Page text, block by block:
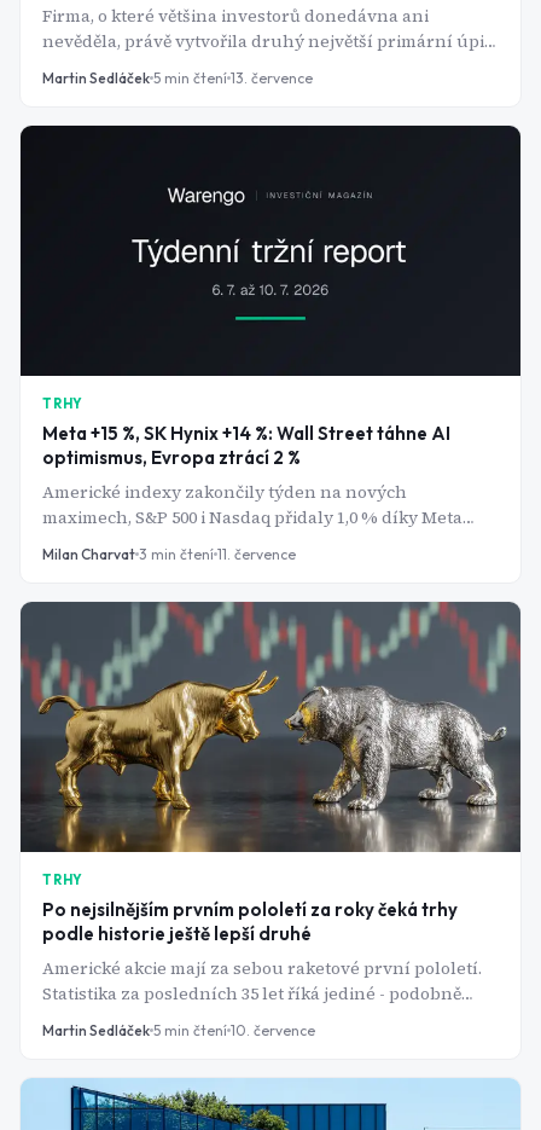
Firma, o které většina investorů donedávna ani
nevěděla, právě vytvořila druhý největší primární úpis
akcií v historii amerického trhu.
Martin Sedláček 5 min čtení 13. července
TRHY
Meta +15 %, SK Hynix +14 %: Wall Street táhne AI
optimismus, Evropa ztrácí 2 %
Americké indexy zakončily týden na nových
maximech, S&P 500 i Nasdaq přidaly 1,0 % díky Meta
Platforms a Nvidia. Evropa se ale propadala kolem 2 %
Milan Charvat 3 min čtení 11. července
TRHY
Po nejsilnějším prvním pololetí za roky čeká trhy
podle historie ještě lepší druhé
Americké akcie mají za sebou raketové první pololetí.
Statistika za posledních 35 let říká jediné - podobně
silné starty téměř vždy pokračují.
Martin Sedláček 5 min čtení 10. července